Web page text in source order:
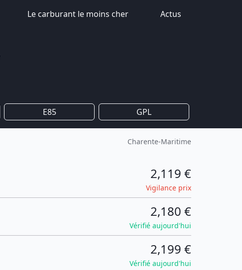
Le carburant le moins cher Actus
E85 GPL
Charente-Maritime
2,119 €
Vigilance prix
2,180 €
Vérifié aujourd'hui
2,199 €
Vérifié aujourd'hui